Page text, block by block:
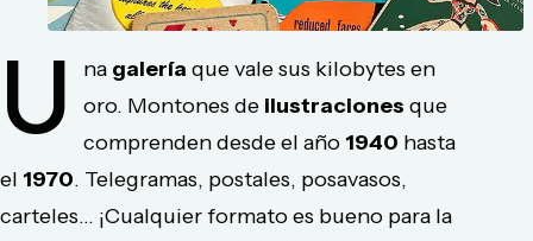
U na galería que vale sus kilobytes en
oro. Montones de ilustraciones que
comprenden desde el año 1940 hasta
el 1970. Telegramas, postales, posavasos,
carteles... ¡Cualquier formato es bueno para la